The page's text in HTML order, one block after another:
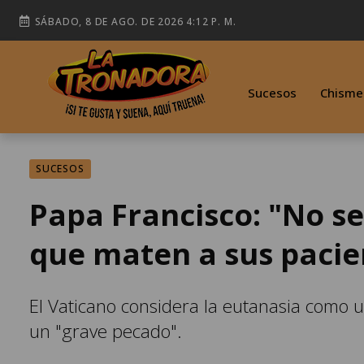
SÁBADO, 8 DE AGO. DE 2026 4:12 P. M.
Sucesos
SUCESOS
Papa Francisco: "No
que maten a sus
El Vaticano considera la eutanasia como
un "grave pecado".